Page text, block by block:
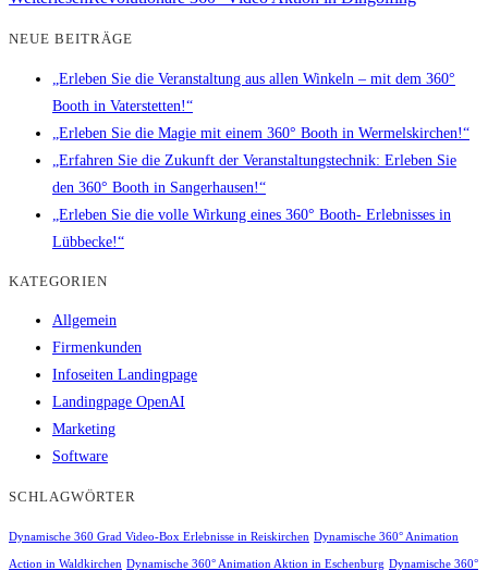
NEUE BEITRÄGE
„Erleben Sie die Veranstaltung aus allen Winkeln – mit dem 360°
Booth in Vaterstetten!“
„Erleben Sie die Magie mit einem 360° Booth in Wermelskirchen!“
„Erfahren Sie die Zukunft der Veranstaltungstechnik: Erleben Sie
den 360° Booth in Sangerhausen!“
„Erleben Sie die volle Wirkung eines 360° Booth- Erlebnisses in
Lübbecke!“
KATEGORIEN
Allgemein
Firmenkunden
Infoseiten Landingpage
Landingpage OpenAI
Marketing
Software
SCHLAGWÖRTER
Dynamische 360 Grad Video-Box Erlebnisse in Reiskirchen Dynamische 360° Animation
Action in Waldkirchen Dynamische 360° Animation Aktion in Eschenburg Dynamische 360°